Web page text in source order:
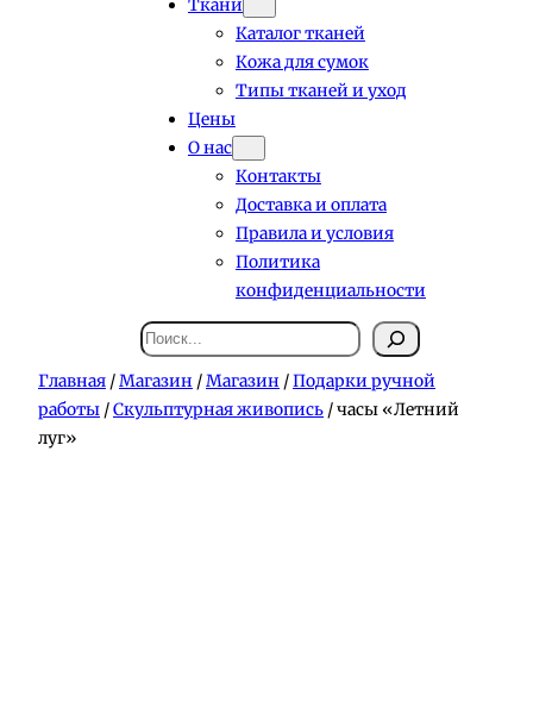
Ткани
Каталог тканей
Кожа для сумок
Типы тканей и уход
Цены
О нас
Контакты
Доставка и оплата
Правила и условия
Политика
конфиденциальности
Поиск
Главная /Магазин /Магазин /Подарки ручной
работы /Скульптурная живопись / часы «Летний
луг»